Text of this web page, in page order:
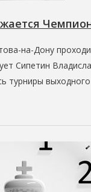
на-Дону
Сипетин
турниры